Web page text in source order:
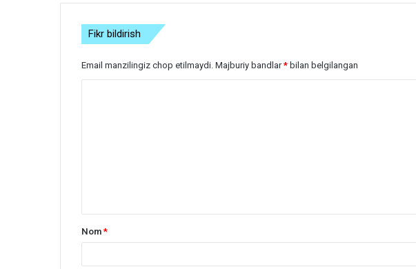
Fikr bildirish
Email manzilingiz chop etilmaydi. Majburiy bandlar* bilan belgilangan
Nom*